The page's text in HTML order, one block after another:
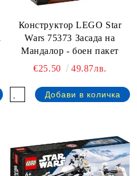
Конструктор LEGO Star
Wars 75373 Засада на
Мандалор - боен пакет
€25.50
49.87лв.